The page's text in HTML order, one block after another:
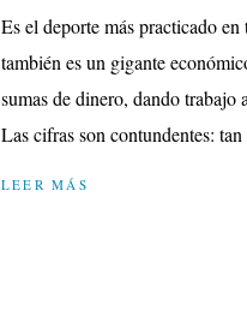
Es el deporte más practicado
también es un gigante
sumas de dinero, dando trabajo
Las cifras son contundentes:
LEER MÁS